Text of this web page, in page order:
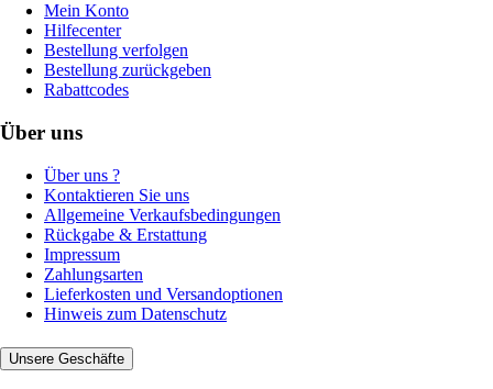
Mein Konto
Hilfecenter
Bestellung verfolgen
Bestellung zurückgeben
Rabattcodes
Über uns
Über uns ?
Kontaktieren Sie uns
Allgemeine Verkaufsbedingungen
Rückgabe & Erstattung
Impressum
Zahlungsarten
Lieferkosten und Versandoptionen
Hinweis zum Datenschutz
Unsere Geschäfte